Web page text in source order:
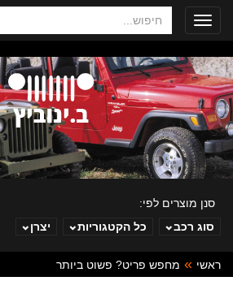
Toggle
navigation
ב. ינוביץ
סנן מוצרים לפי:
סוג רכב
כל הקטגוריות יצרן
ראשי מחפש פריט? פשוט ביותר